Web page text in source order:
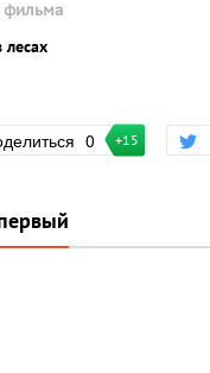
фильма
0 +15